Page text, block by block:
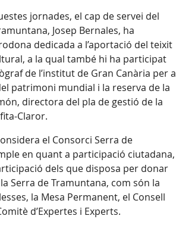
jornades, el cap de servei del
Josep Bernales, ha
dedicada a l’aportació del teixit
a la qual també hi ha participat
de l’institut de Gran Canària per a
patrimoni mundial i la reserva de la
directora del pla de gestió de la
Claror.
el Consorci Serra de
en quant a participació ciutadana,
dels que disposa per donar
Serra de Tramuntana, com són la
la Mesa Permanent, el Consell
d’Expertes i Experts.